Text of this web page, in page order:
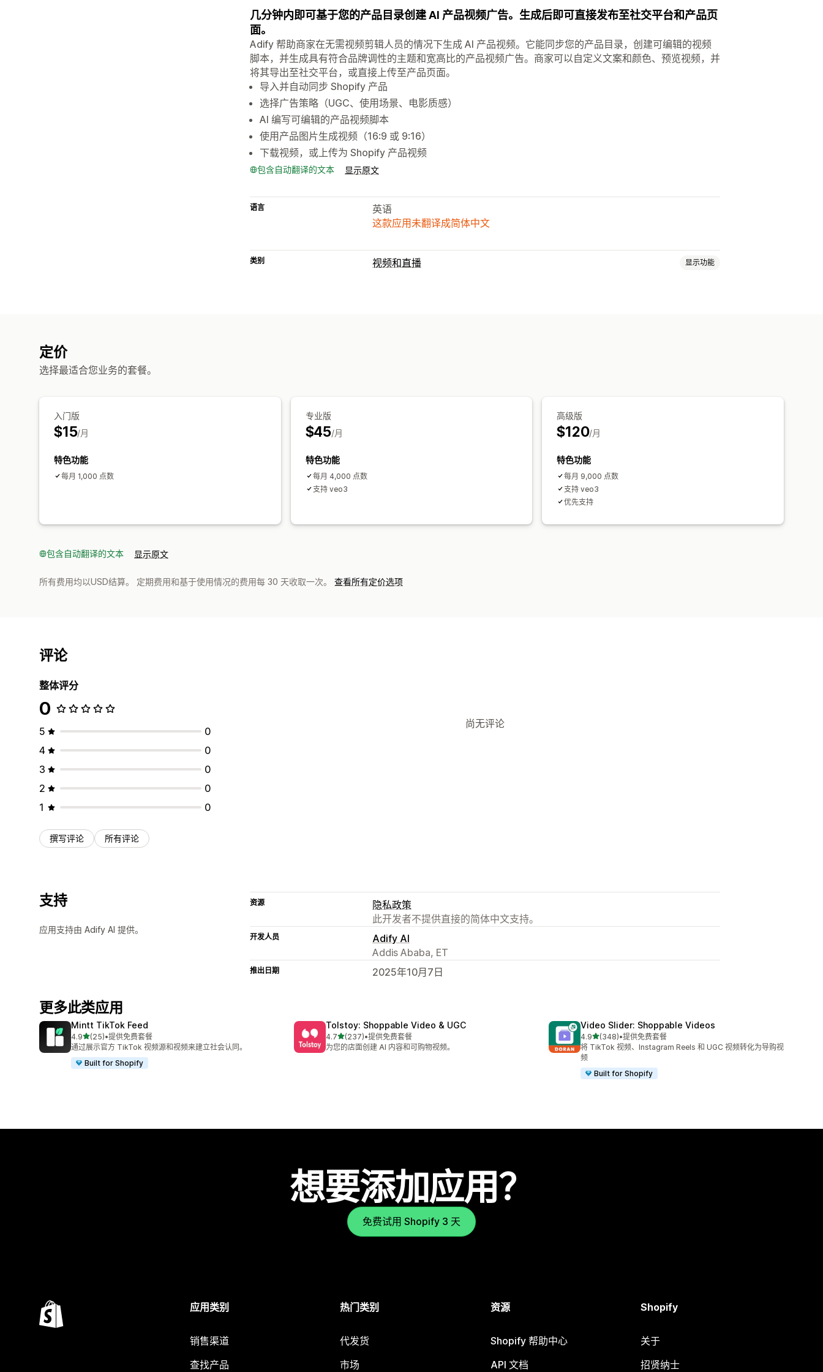
几分钟内即可基于您的产品目录创建 AI 产品视频广告。生成后即可直接发布至社交平台和产品页
面。
Adify 帮助商家在无需视频剪辑人员的情况下生成 AI 产品视频。它能同步您的产品目录，创建可编辑的视频
脚本，并生成具有符合品牌调性的主题和宽高比的产品视频广告。商家可以自定义文案和颜色、预览视频，并
将其导出至社交平台，或直接上传至产品页面。
导入并自动同步 Shopify 产品
选择广告策略（UGC、使用场景、电影质感）
AI 编写可编辑的产品视频脚本
使用产品图片生成视频（16:9 或 9:16）
下载视频，或上传为 Shopify 产品视频
包含自动翻译的文本 显示原文
语言
英语
这款应用未翻译成简体中文
类别 视频和直播 显示功能
定价
选择最适合您业务的套餐。
入门版
$15/月
特色功能
每月 1,000 点数
专业版
$45/月
特色功能
每月 4,000 点数
支持 veo3
高级版
$120/月
特色功能
每月 9,000 点数
支持 veo3
优先支持
包含自动翻译的文本 显示原文
所有费用均以USD结算。 定期费用和基于使用情况的费用每 30 天收取一次。 查看所有定价选项
评论
整体评分
0
5
0
4
0
3
0
2
0
1
0
撰写评论 所有评论
尚无评论
支持
应用支持由 Adify AI 提供。
资源
隐私政策
此开发者不提供直接的简体中文支持。
开发人员
Adify AI
Addis Ababa, ET
推出日期 2025年10月7日
更多此类应用
Mintt TikTok Feed
4.9星（满分 5 星）
(25)
总共 25 条评论
•提供免费套餐
通过展示官方 TikTok 视频源和视频来建立社会认同。
Built for Shopify
Tolstoy: Shoppable Video & UGC
4.7星（满分 5 星）
(237)
总共 237 条评论
•提供免费套餐
为您的店面创建 AI 内容和可购物视频。
Video Slider: Shoppable Videos
4.9星（满分 5 星）
(348)
总共 348 条评论
•提供免费套餐
将 TikTok 视频、Instagram Reels 和 UGC 视频转化为导购视
频
Built for Shopify
想要添加应用？
免费试用 Shopify 3 天
应用类别
销售渠道
查找产品
热门类别
代发货
市场
资源
Shopify 帮助中心
API 文档
Shopify
关于
招贤纳士